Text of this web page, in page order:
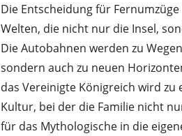
Die Entscheidung für
Welten, die nicht nur die Insel,
Die Autobahnen werden zu
sondern auch zu neuen
das Vereinigte Königreich wird
Kultur, bei der die Familie nicht
für das Mythologische in die